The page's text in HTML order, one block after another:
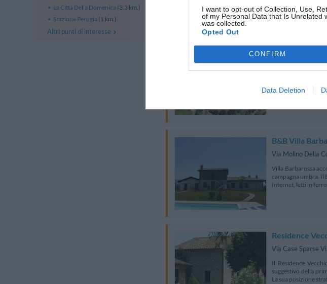
I want to opt-out of Collection, Use,
of my Personal Data that Is Unrelated
was collected.
Opted Out
CONFIRM
Data Deletion
La struttura a
Ripa Relais
Il Ripa Relais è
di Ripa e di fronte
comodamente le
B&B Villa
Via Molino Della
Villa Barbarossa
campagna umbra. Il
Internet, letti in
Residence
Via Case Sparse
Il Residence
suggestivo della
La sua posizione
La Città Della Domenica (3.3 km.)
Stazione Perugia (1 km.)
Altri punti di interesse